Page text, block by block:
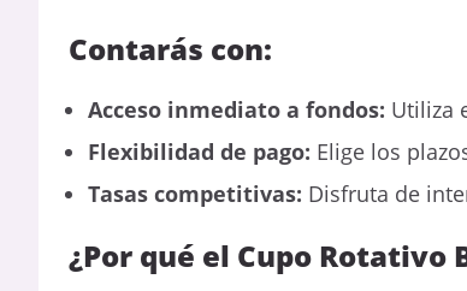
Contarás con:
Acceso inmediato a fondos: Utiliza
Flexibilidad de pago: Elige los
Tasas competitivas: Disfruta de
¿Por qué el Cupo Rotativo